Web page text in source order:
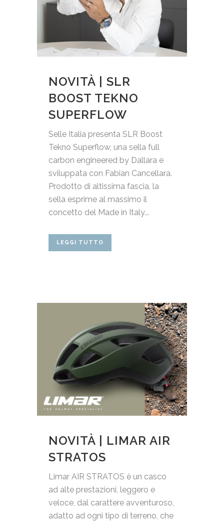
NOVITÀ | SLR
BOOST TEKNO
SUPERFLOW
Selle Italia presenta SLR Boost
Tekno Superflow, una sella full
carbon engineered by Dallara e
sviluppata con Fabian Cancellara.
Prodotto di altissima fascia, la
sella esprime al massimo il
concetto del Made in Italy...
LEGGI TUTTO
NOVITÀ | LIMAR AIR
STRATOS
Limar AIR STRATOS è un casco
ad alte prestazioni, leggero e
veloce, dal carattere avventuroso,
adatto ad ogni tipo di terreno, che